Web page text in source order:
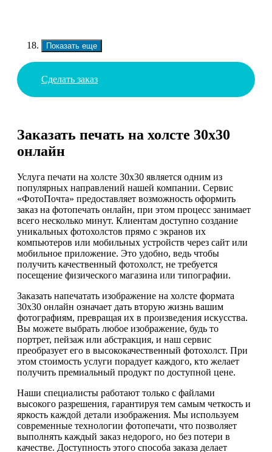
Показать еще
Сделать заказ
Заказать печать на холсте 30х30
онлайн
Услуга печати на холсте 30х30 является одним из
популярных направлений нашей компании. Сервис
«ФотоПочта» предоставляет возможность оформить
заказ на фотопечать онлайн, при этом процесс занимает
всего несколько минут. Клиентам доступно создание
уникальных фотохолстов прямо с экранов их
компьютеров или мобильных устройств через сайт или
мобильное приложение. Это удобно, ведь чтобы
получить качественный фотохолст, не требуется
посещение физического магазина или типографии.
Заказать напечатать изображение на холсте формата
30х30 онлайн означает дать вторую жизнь вашим
фотографиям, превращая их в произведения искусства.
Вы можете выбрать любое изображение, будь то
портрет, пейзаж или абстракция, и наш сервис
преобразует его в высококачественный фотохолст. При
этом стоимость услуги порадует каждого, кто желает
получить премиальный продукт по доступной цене.
Наши специалисты работают только с файлами
высокого разрешения, гарантируя тем самым четкость и
яркость каждой детали изображения. Мы используем
современные технологии фотопечати, что позволяет
выполнять каждый заказ недорого, но без потери в
качестве. Доступность этого способа заказа делает